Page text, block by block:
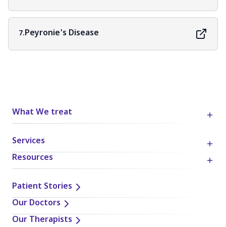
7.Peyronie's Disease
What We treat
Services
Resources
Patient Stories
Our Doctors
Our Therapists